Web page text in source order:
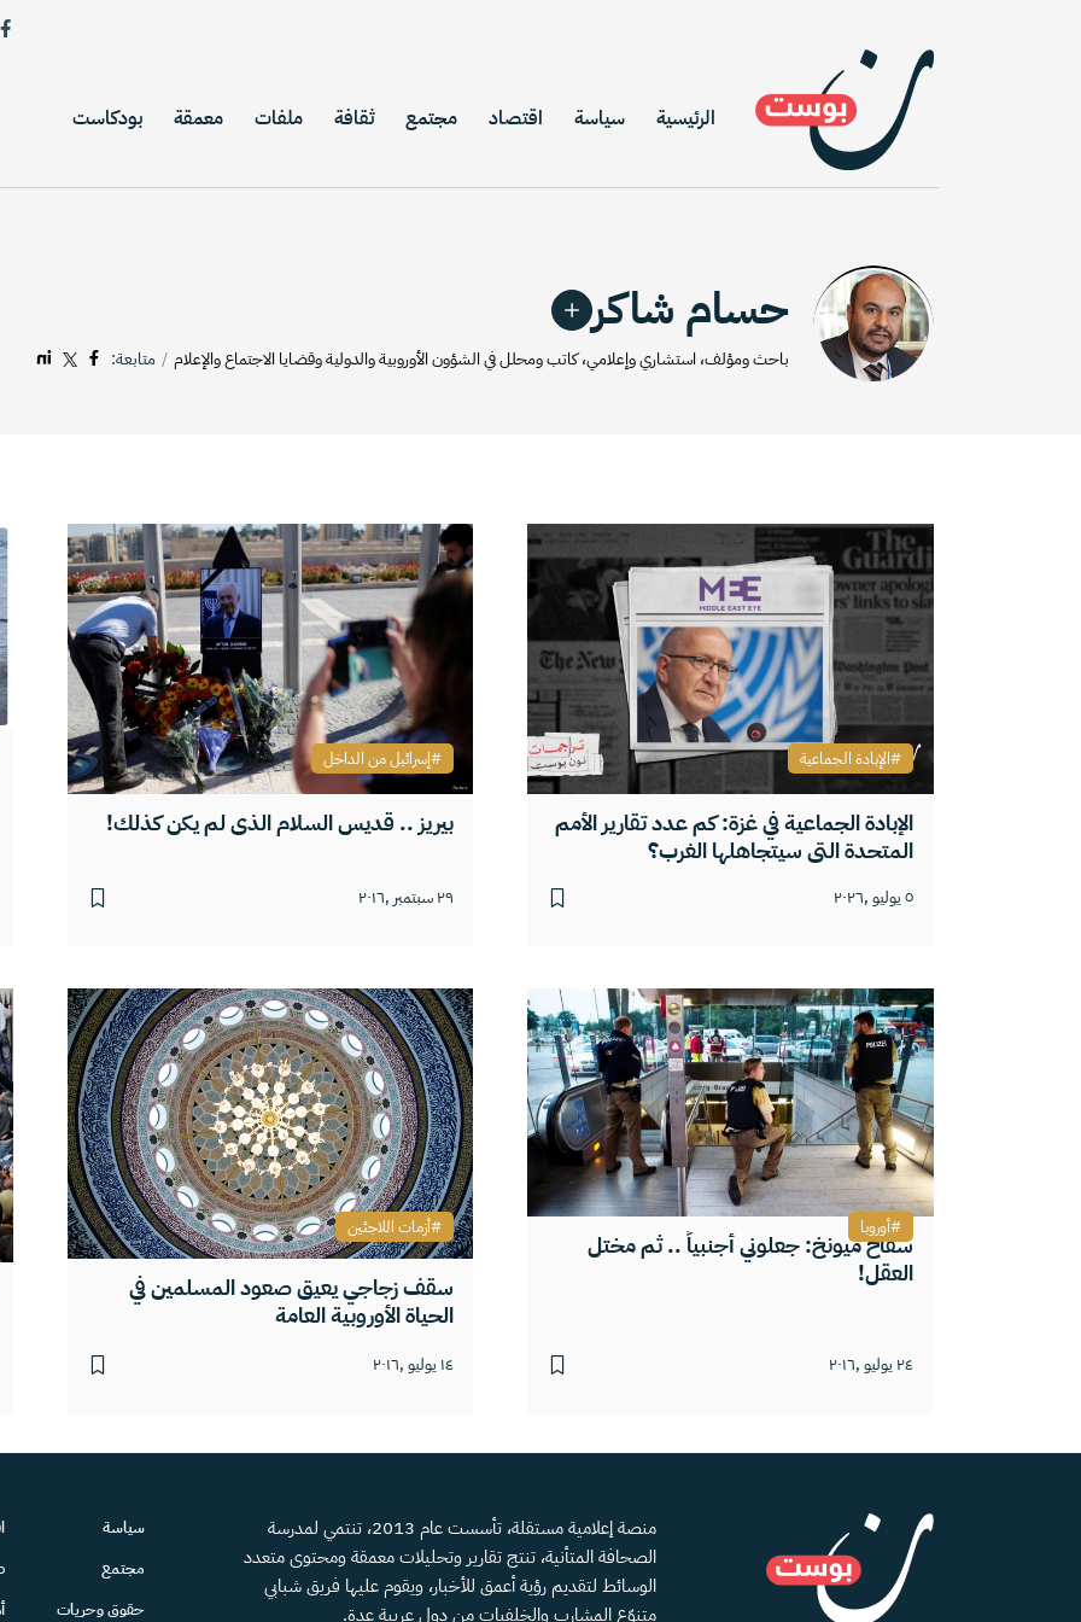
الرئيسية سياسة اقتصاد مجتمع ثقافة ملفات معمقة بودكاست
حسام شاكر
باحث ومؤلف، استشاري وإعلامي، كاتب ومحلل في الشؤون الأوروبية والدولية وقضايا الاجتماع والإعلام متابعة:
الإبادة الجماعية في غزة: كم عدد تقارير الأمم
المتحدة التي سيتجاهلها الغرب؟
٥ يوليو ,٢٠٢٦
الإبادة الجماعية
بيريز .. قديس السلام الذي لم يكن كذلك!
٢٩ سبتمبر ,٢٠١٦
إسرائيل من الداخل
سفاح ميونخ: جعلوني أجنبياً .. ثم مختل
العقل!
٢٤ يوليو ,٢٠١٦
أوروبا
سقف زجاجي يعيق صعود المسلمين في
الحياة الأوروبية العامة
١٤ يوليو ,٢٠١٦
أزمات اللاجئين
منصة إعلامية مستقلة، تأسست عام 2013، تنتمي لمدرسة
الصحافة المتأنية، تنتج تقارير وتحليلات معمقة ومحتوى متعدد
الوسائط لتقديم رؤية أعمق للأخبار، ويقوم عليها فريق شبابي
متنوّع المشارب والخلفيات من دول عربية عدة.
سياسة
مجتمع
حقوق وحريات